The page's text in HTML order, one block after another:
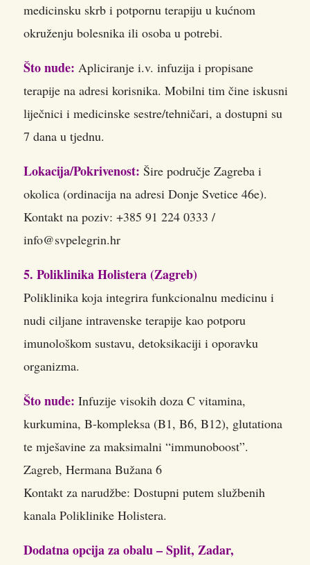
medicinsku skrb i potpornu terapiju u kućnom
okruženju bolesnika ili osoba u potrebi.
Što nude: Apliciranje i.v. infuzija i propisane
terapije na adresi korisnika. Mobilni tim čine iskusni
liječnici i medicinske sestre/tehničari, a dostupni su
7 dana u tjednu.
Lokacija/Pokrivenost: Šire područje Zagreba i
okolica (ordinacija na adresi Donje Svetice 46e).
Kontakt na poziv: +385 91 224 0333 /
info@svpelegrin.hr
5. Poliklinika Holistera (Zagreb)
Poliklinika koja integrira funkcionalnu medicinu i
nudi ciljane intravenske terapije kao potporu
imunološkom sustavu, detoksikaciji i oporavku
organizma.
Što nude: Infuzije visokih doza C vitamina,
kurkumina, B-kompleksa (B1, B6, B12), glutationa
te mješavine za maksimalni “immunoboost”.
Zagreb, Hermana Bužana 6
Kontakt za narudžbe: Dostupni putem službenih
kanala Poliklinike Holistera.
Dodatna opcija za obalu – Split, Zadar,